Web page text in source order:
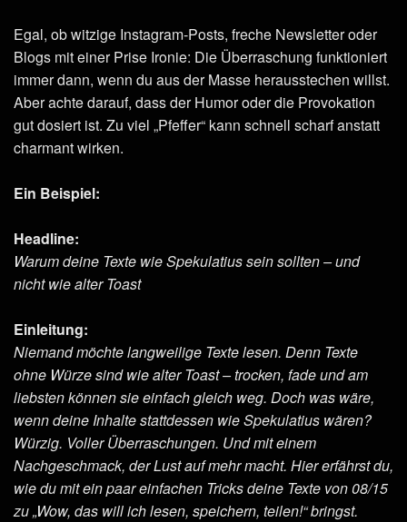
Egal, ob witzige Instagram-Posts, freche Newsletter oder
Blogs mit einer Prise Ironie: Die Überraschung funktioniert
immer dann, wenn du aus der Masse herausstechen willst.
Aber achte darauf, dass der Humor oder die Provokation
gut dosiert ist. Zu viel „Pfeffer“ kann schnell scharf anstatt
charmant wirken.
Ein Beispiel:
Headline:
Warum deine Texte wie Spekulatius sein sollten – und
nicht wie alter Toast
Einleitung:
Niemand möchte langweilige Texte lesen. Denn Texte
ohne Würze sind wie alter Toast – trocken, fade und am
liebsten können sie einfach gleich weg. Doch was wäre,
wenn deine Inhalte stattdessen wie Spekulatius wären?
Würzig. Voller Überraschungen. Und mit einem
Nachgeschmack, der Lust auf mehr macht. Hier erfährst du,
wie du mit ein paar einfachen Tricks deine Texte von 08/15
zu „Wow, das will ich lesen, speichern, teilen!“ bringst.